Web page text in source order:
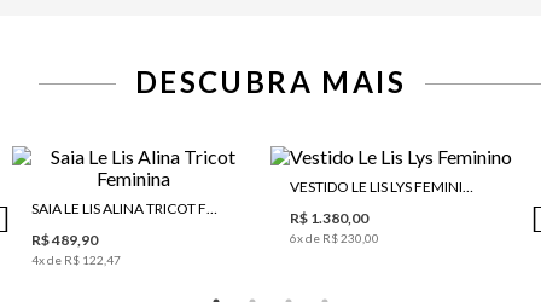
DESCUBRA MAIS
SAIA LE LIS ALINA TRICOT FEMININA
R$ 489,90
4x de R$ 122,47
VESTIDO LE LIS LYS FEMININO
R$ 1.380,00
6x de R$ 230,00